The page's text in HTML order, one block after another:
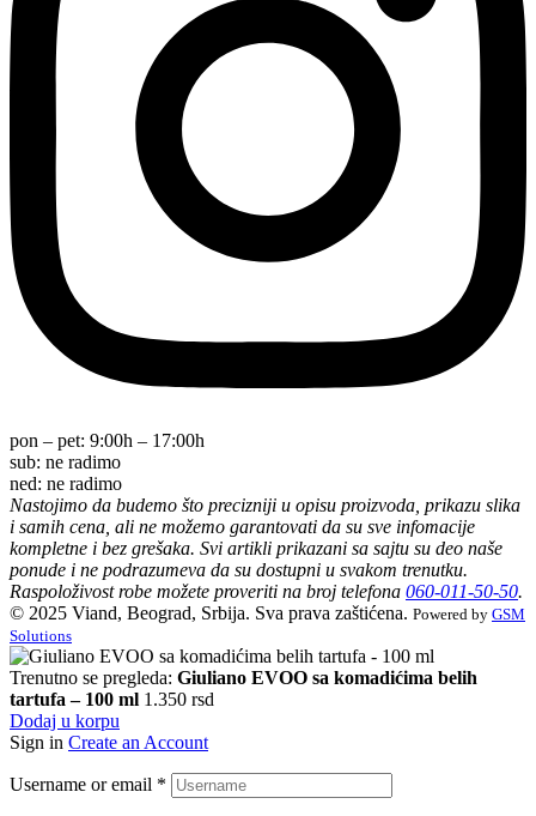
pon – pet: 9:00h – 17:00h
sub: ne radimo
ned: ne radimo
Nastojimo da budemo što precizniji u opisu proizvoda, prikazu slika
i samih cena, ali ne možemo garantovati da su sve infomacije
kompletne i bez grešaka. Svi artikli prikazani sa sajtu su deo naše
ponude i ne podrazumeva da su dostupni u svakom trenutku.
Raspoloživost robe možete proveriti na broj telefona 060-011-50-50.
© 2025 Viand, Beograd, Srbija. Sva prava zaštićena. Powered by GSM
Solutions
Trenutno se pregleda: Giuliano EVOO sa komadićima belih
tartufa – 100 ml 1.350 rsd
Dodaj u korpu
Sign in Create an Account
Username or email *